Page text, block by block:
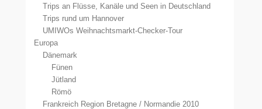
Trips an Flüsse, Kanäle und Seen in Deutschland
Trips rund um Hannover
UMIWOs Weihnachtsmarkt-Checker-Tour
Europa
Dänemark
Fünen
Jütland
Römö
Frankreich Region Bretagne / Normandie 2010